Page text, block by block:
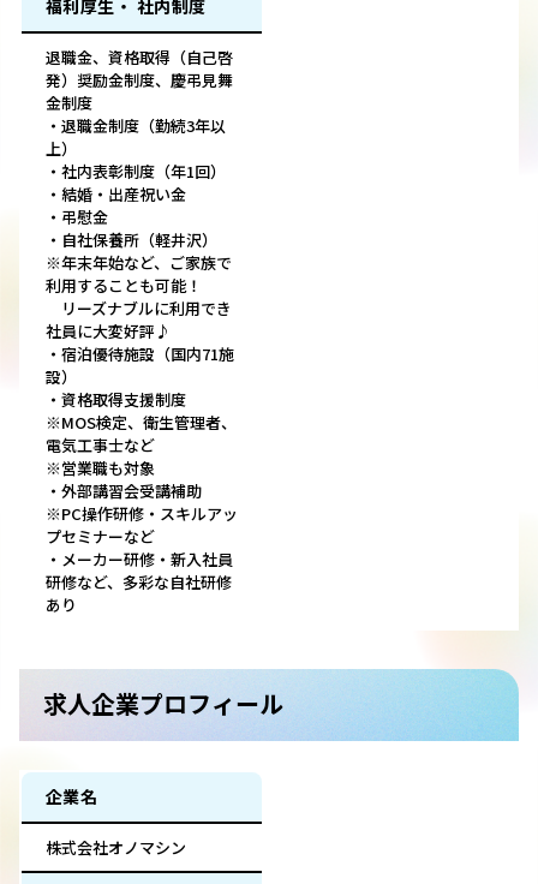
福利厚生・ 社内制度
退職金、資格取得（自己啓
発）奨励金制度、慶弔見舞
金制度
・退職金制度（勤続3年以
上）
・社内表彰制度（年1回）
・結婚・出産祝い金
・弔慰金
・自社保養所（軽井沢）
※年末年始など、ご家族で
利用することも可能！
リーズナブルに利用でき
社員に大変好評♪
・宿泊優待施設（国内71施
設）
・資格取得支援制度
※MOS検定、衛生管理者、
電気工事士など
※営業職も対象
・外部講習会受講補助
※PC操作研修・スキルアッ
プセミナーなど
・メーカー研修・新入社員
研修など、多彩な自社研修
あり
求人企業プロフィール
企業名
株式会社オノマシン